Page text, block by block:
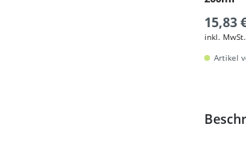
15,83
inkl.
Artikel